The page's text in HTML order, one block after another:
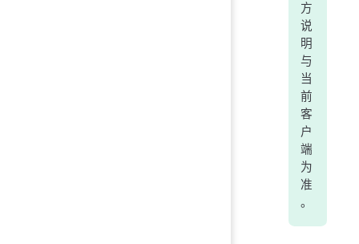
方
说
明
与
当
前
客
户
端
为
准
。